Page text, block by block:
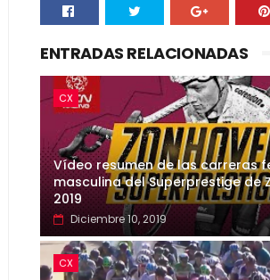
ENTRADAS RELACIONADAS
CX
Vídeo resumen de las carreras
masculina del Superprestige de
2019
Diciembre 10, 2019
CX